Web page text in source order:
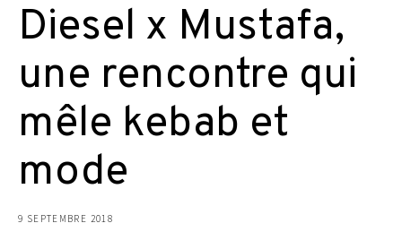
Diesel x Mustafa,
une rencontre qui
mêle kebab et
mode
9 SEPTEMBRE 2018